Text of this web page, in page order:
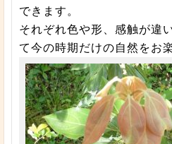
できます。
それぞれ色や形、感触が違
て今の時期だけの自然をお